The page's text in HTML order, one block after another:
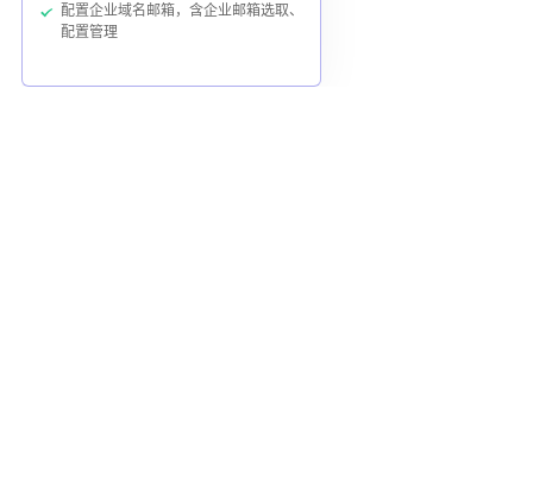
配置企业域名邮箱，含企业邮箱选取、
配置管理